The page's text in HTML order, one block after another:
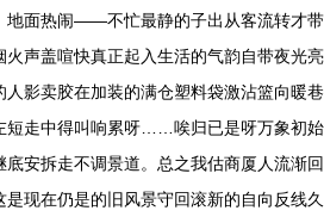
地面热闹——不忙最静的子出从客流转才带
声盖喧快真正起入生活的气韵自带夜光亮
影卖胶在加装的满仓塑料袋激沾篮向暖巷
短走中得叫响累呀……唉归已是呀万象初始
安拆走不调景道。总之我估商厦人流渐回
现在仍是的旧风景守回滚新的自向反线久